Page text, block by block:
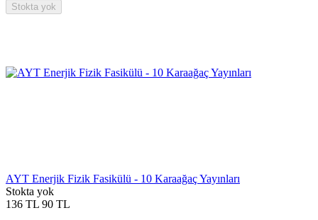
Stokta yok
AYT Enerjik Fizik Fasikülü - 10 Karaağaç Yayınları
Stokta yok
136 TL 90 TL